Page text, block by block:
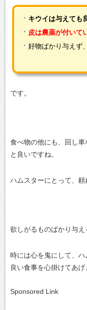
キウイは与えても
皮は農薬が付いて
好物ばかり与えず、
です。
食べ物の他にも、回し車
と良いですね。
ハムスターにとって、頼
欲しがるものばかり与え
時には心を鬼にして、
良い食事を心掛けてあげ
Sponsored Link